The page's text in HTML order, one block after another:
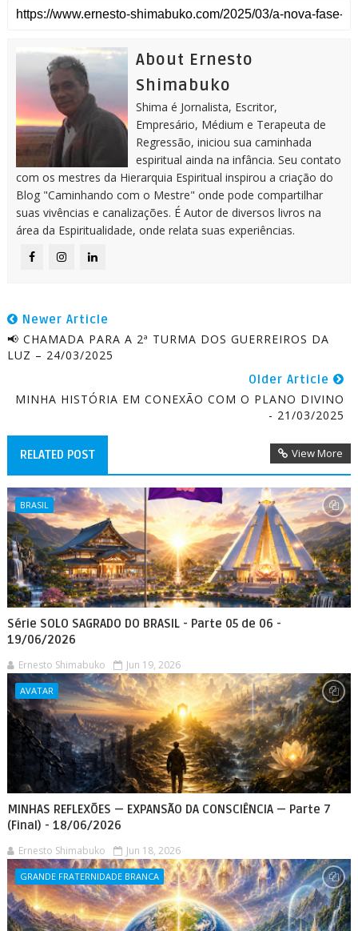
About Ernesto
Shimabuko
Shima é Jornalista, Escritor,
Empresário, Médium e Terapeuta de
Regressão, iniciou sua caminhada
espiritual ainda na infância. Seu contato
com os mestres da Hierarquia Espiritual inspirou a criação do
Blog "Caminhando com o Mestre" onde pode compartilhar
suas vivências e canalizações. É Autor de diversos livros na
área da Espiritualidade, onde relata suas experiências.
Newer Article
📢 CHAMADA PARA A 2ª TURMA DOS GUERREIROS DA
LUZ – 24/03/2025
Older Article
MINHA HISTÓRIA EM CONEXÃO COM O PLANO DIVINO
- 21/03/2025
RELATED POST View More
BRASIL
Série SOLO SAGRADO DO BRASIL - Parte 05 de 06 -
19/06/2026
Ernesto Shimabuko Jun 19, 2026
AVATAR
MINHAS REFLEXÕES — EXPANSÃO DA CONSCIÊNCIA — Parte 7
(Final) - 18/06/2026
Ernesto Shimabuko Jun 18, 2026
GRANDE FRATERNIDADE BRANCA